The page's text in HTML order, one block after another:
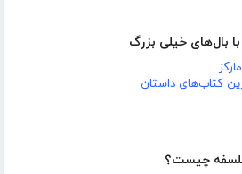
بال‌‌های خیلی بزرگ
کتاب‌های داستان
چیست؟